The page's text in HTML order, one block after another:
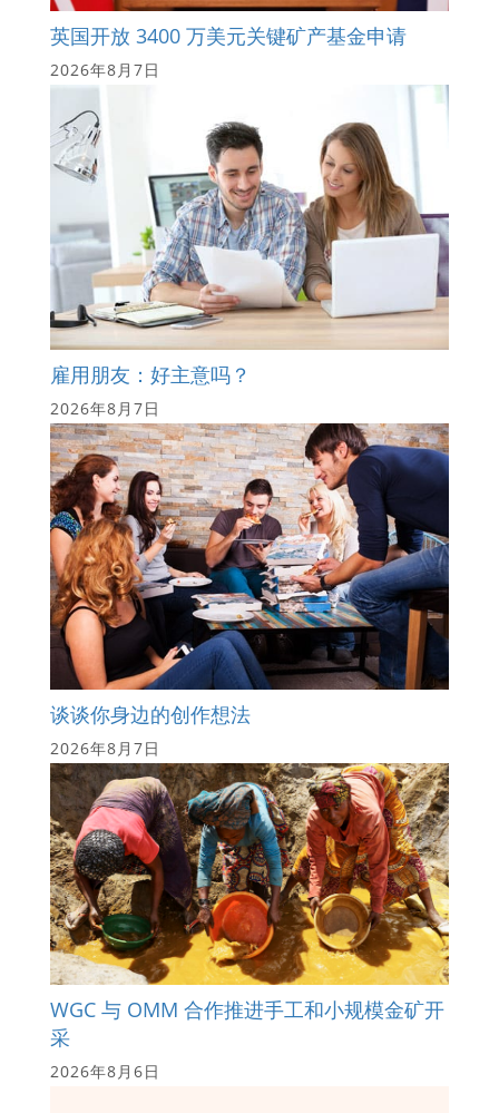
英国开放 3400 万美元关键矿产基金申请
2026年8月7日
雇用朋友：好主意吗？
2026年8月7日
谈谈你身边的创作想法
2026年8月7日
WGC 与 OMM 合作推进手工和小规模金矿开
采
2026年8月6日